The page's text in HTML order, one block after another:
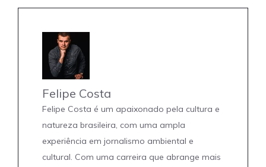
Felipe Costa
Felipe Costa é um apaixonado pela cultura e
natureza brasileira, com uma ampla
experiência em jornalismo ambiental e
cultural. Com uma carreira que abrange mais